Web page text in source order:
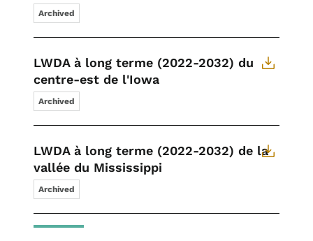
Archived
LWDA à long terme (2022-2032) du
centre-est de l'Iowa
Archived
LWDA à long terme (2022-2032) de la
vallée du Mississippi
Archived